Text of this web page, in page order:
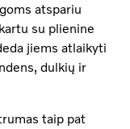
atspariu
su plienine
jiems atlaikyti
dulkių ir
taip pat